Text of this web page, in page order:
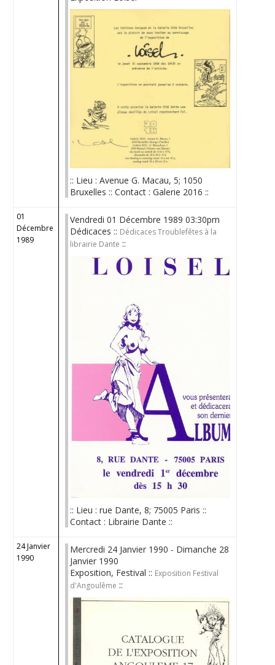
:: Lieu : Avenue G. Macau, 5; 1050
Bruxelles :: Contact : Galerie 2016 ::
01
Décembre
1989
Vendredi 01 Décembre 1989 03:30pm
Dédicaces :: Dédicaces Troublefêtes à la
librairie Dante ::
:: Lieu : rue Dante, 8; 75005 Paris ::
Contact : Librairie Dante ::
24 Janvier
1990
Mercredi 24 Janvier 1990 - Dimanche 28
Janvier 1990
Exposition, Festival :: Exposition Festival
d'Angoulême ::